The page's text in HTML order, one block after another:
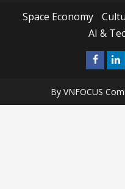
Space Economy
AI &